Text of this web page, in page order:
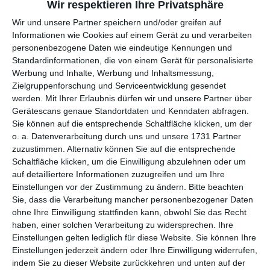
Wir respektieren Ihre Privatsphäre
Wir und unsere Partner speichern und/oder greifen auf
Informationen wie Cookies auf einem Gerät zu und verarbeiten
personenbezogene Daten wie eindeutige Kennungen und
Standardinformationen, die von einem Gerät für personalisierte
Werbung und Inhalte, Werbung und Inhaltsmessung,
Zielgruppenforschung und Serviceentwicklung gesendet
werden. Mit Ihrer Erlaubnis dürfen wir und unsere Partner über
Gerätescans genaue Standortdaten und Kenndaten abfragen.
Sie können auf die entsprechende Schaltfläche klicken, um der
o. a. Datenverarbeitung durch uns und unsere 1731 Partner
zuzustimmen. Alternativ können Sie auf die entsprechende
Schaltfläche klicken, um die Einwilligung abzulehnen oder um
auf detailliertere Informationen zuzugreifen und um Ihre
Einstellungen vor der Zustimmung zu ändern. Bitte beachten
Sie, dass die Verarbeitung mancher personenbezogener Daten
ohne Ihre Einwilligung stattfinden kann, obwohl Sie das Recht
haben, einer solchen Verarbeitung zu widersprechen. Ihre
Einstellungen gelten lediglich für diese Website. Sie können Ihre
Einstellungen jederzeit ändern oder Ihre Einwilligung widerrufen,
indem Sie zu dieser Website zurückkehren und unten auf der
per E-Mail(kostenlos)
TEILEN
Facebook, Twitter, WhatsApp, ...
WEITERE KARTEN IN DIESEN
KATEGORIEN ANSEHEN
Liebe und Gefühle
Freundschaft
Blumen, Blumengrüße
Grüße und Gedanken
Komplimente